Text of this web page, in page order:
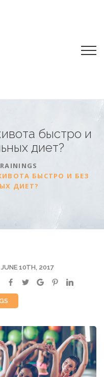
быстро и
диет?
БЫСТРО И БЕЗ
ДИЕТ?
10TH, 2017